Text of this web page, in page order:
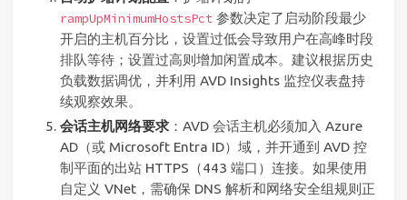
rampUpMinimumHostsPct参数决定了启动阶段最少
开启的主机百分比，设置过低会导致用户在高峰时段
排队等待；设置过高则增加闲置成本。建议根据历史
负载数据调优，并利用 AVD Insights 监控仪表盘持
续观察效果。
会话主机网络要求：AVD 会话主机必须加入 Azure
AD（或 Microsoft Entra ID）域，并开通到 AVD 控
制平面的出站 HTTPS（443 端口）连接。如果使用
自定义 VNet，需确保 DNS 解析和网络安全组规则正